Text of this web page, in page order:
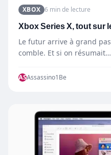
XBOX 6 min de lecture
Xbox Series X, tout sur
Le futur arrive à grand
comble. Et si on résumait…
ASAssassino1Be